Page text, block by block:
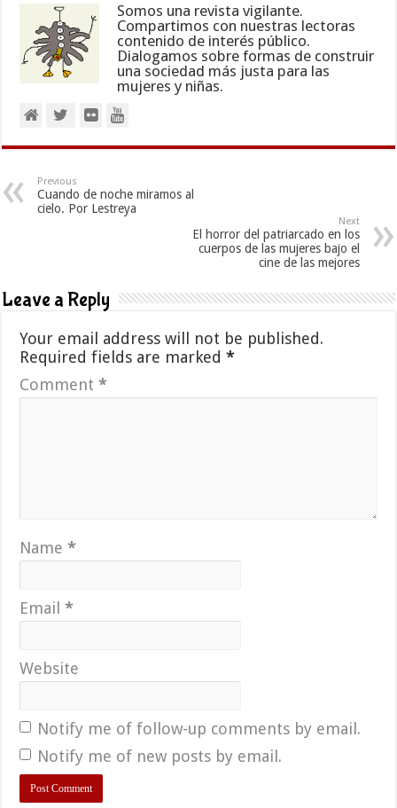
Somos una revista vigilante.
Compartimos con nuestras lectoras
contenido de interés público.
Dialogamos sobre formas de construir
una sociedad más justa para las
mujeres y niñas.
Previous
Cuando de noche miramos al
cielo. Por Lestreya
Next
El horror del patriarcado en los
cuerpos de las mujeres bajo el
cine de las mejores
Leave a Reply
Your email address will not be published.
Required fields are marked*
Comment*
Name*
Email*
Website
Notify me of follow-up comments by email.
Notify me of new posts by email.